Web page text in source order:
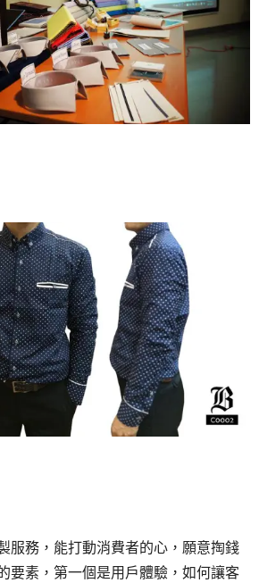
服務，能打動消費者的心，願意掏錢
要素，第一個是用戶體驗，如何讓客